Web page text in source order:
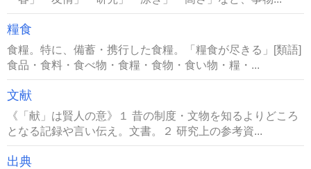
糧食
食糧。特に、備蓄・携行した食糧。「糧食が尽きる」[類語]
食品・食料・食べ物・食糧・食物・食い物・糧・...
文献
《「献」は賢人の意》１ 昔の制度・文物を知るよりどころ
となる記録や言い伝え。文書。２ 研究上の参考資...
出典